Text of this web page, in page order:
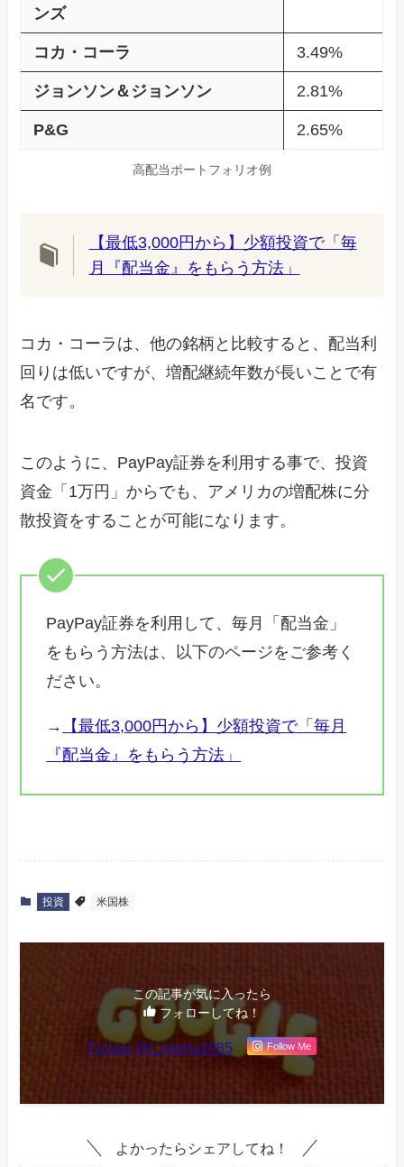
ンズ
コカ・コーラ 3.49%
ジョンソン＆ジョンソン 2.81%
P&G 2.65%
高配当ポートフォリオ例
【最低3,000円から】少額投資で「毎
月『配当金』をもらう方法」
コカ・コーラは、他の銘柄と比較すると、配当利
回りは低いですが、増配継続年数が長いことで有
名です。
このように、PayPay証券を利用する事で、投資
資金「1万円」からでも、アメリカの増配株に分
散投資をすることが可能になります。
PayPay証券を利用して、毎月「配当金」
をもらう方法は、以下のページをご参考く
ださい。
→
【最低3,000円から】少額投資で「毎月
『配当金』をもらう方法」
投資 米国株
この記事が気に入ったら
フォローしてね！
Follow @t_ryoma1985 Follow Me
よかったらシェアしてね！